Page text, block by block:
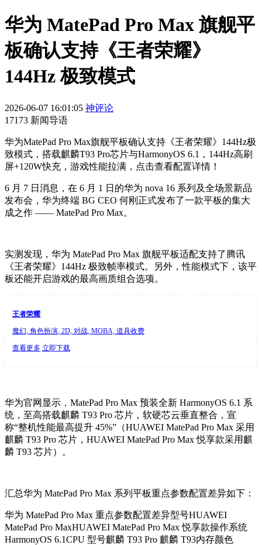
华为 MatePad Pro Max 旗舰平
板确认支持《王者荣耀》
144Hz 极致模式
2026-06-07 16:01:05 神评论
17173 新闻导语
华为MatePad Pro Max旗舰平板确认支持《王者荣耀》144Hz极
致模式，搭载麒麟T93 Pro芯片与HarmonyOS 6.1，144Hz高刷
屏+120W快充，游戏性能拉满，点击查看配置详情！
6 月 7 日消息，在 6 月 1 日的华为 nova 16 系列及全场景新品
发布会，华为终端 BG CEO 何刚正式发布了一款平板的集大
成之作 —— MatePad Pro Max。
实测发现，华为 MatePad Pro Max 旗舰平板适配支持了腾讯
《王者荣耀》144Hz 极致帧率模式。另外，性能模式下，该平
板还能开启游戏的最高画质组合选项。
王者荣耀
魔幻, 角色扮演, 2D, 对战, MOBA, 道具收费
查看更多 立即下载
华为官网显示，MatePad Pro Max 预装全新 HarmonyOS 6.1 系
统，至高搭载麒麟 T93 Pro 芯片，软硬芯云垂直整合，宣
称“整机性能最高提升 45%”（HUAWEI MatePad Pro Max 采用
麒麟 T93 Pro 芯片，HUAWEI MatePad Pro Max 悦享款采用麒
麟 T93 芯片）。
汇总华为 MatePad Pro Max 系列平板重点参数配置差异如下：
华为 MatePad Pro Max 重点参数配置差异型号HUAWEI
MatePad Pro MaxHUAWEI MatePad Pro Max 悦享款操作系统
HarmonyOS 6.1CPU 型号麒麟 T93 Pro 麒麟 T93内存颜色